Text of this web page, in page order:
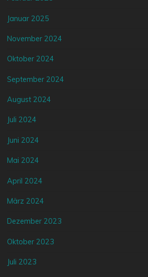
Januar 2025
November 2024
Oktober 2024
September 2024
August 2024
Juli 2024
Juni 2024
Mai 2024
April 2024
März 2024
Dezember 2023
Oktober 2023
Juli 2023